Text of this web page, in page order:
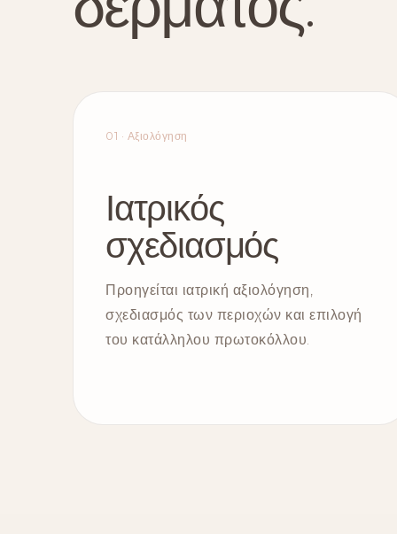
01 · Αξιολόγηση
Ιατρικός
σχεδιασμός
Προηγείται ιατρική αξιολόγηση,
σχεδιασμός των περιοχών και επιλογή
του κατάλληλου πρωτοκόλλου.